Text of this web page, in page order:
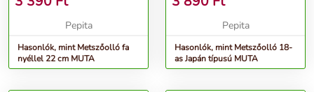
Pepita
Hasonlók, mint Metszőolló fa
nyéllel 22 cm MUTA
Pepita
Hasonlók, mint Metszőolló 18-
as Japán típusú MUTA